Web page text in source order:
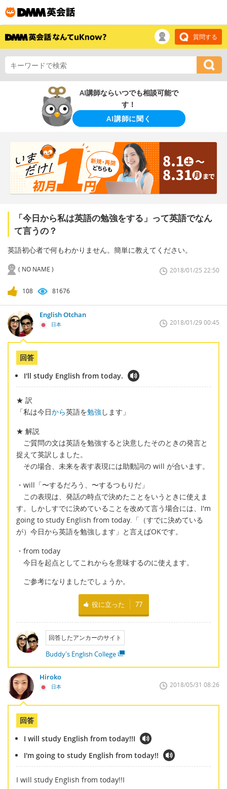
質問する
AI講師ならいつでも相談可能で
す！
AI講師に聞く
「今日から私は英語の勉強をする」って英語でなん
て言うの？
英語初心者で何もわかりません。簡単に教えてください。
( NO NAME ) 2018/01/25 22:50
108 81676
English Otchan
日本 2018/01/29 00:45
回答
I'll study English from today.
★ 訳
「私は今日から英語を勉強 します」
★ 解説
ご質問の文は英語を勉強すると決意したそのときの発言と
捉えて英訳しました。
その場合、未来を表す表現には助動詞の will が合います。
・will「〜するだろう、〜するつもりだ」
この表現は、発話の時点で決めたことをいうときに使えま
す。しかしすでに決めていることを改めて言う場合には、I'm
going to study English from today.「（すでに決めている
が）今日から英語を勉強します」と言えばOKです。
・from today
今日を起点としてこれからを意味するのに使えます。
ご参考になりましたでしょうか。
役に立った 77
回答したアンカーのサイト
Buddy's English College
Hiroko
日本 2018/05/31 08:26
回答
I will study English from today!!I
I'm going to study English from today!!
I will study English from today!!I